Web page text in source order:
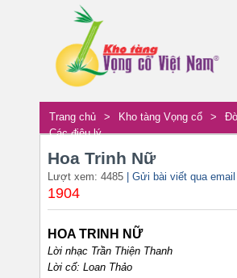
Trang chủ > Kho tàng Vọng cổ >
Các điệu lý
Hoa Trinh Nữ
Lượt xem: 4485 | Gửi bài viết qua email
1904
HOA TRINH NỮ
Lời nhạc Trần Thiện Thanh
Lời cổ: Loan Thảo